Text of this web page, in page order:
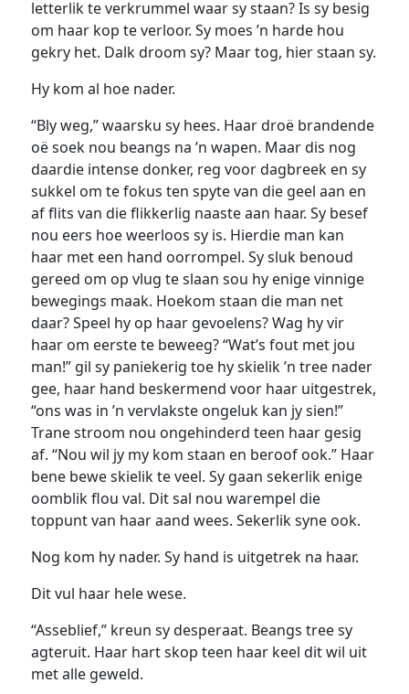
letterlik te verkrummel waar sy staan? Is sy besig
om haar kop te verloor. Sy moes ’n harde hou
gekry het. Dalk droom sy? Maar tog, hier staan sy.
Hy kom al hoe nader.
“Bly weg,” waarsku sy hees. Haar droë brandende
oë soek nou beangs na ’n wapen. Maar dis nog
daardie intense donker, reg voor dagbreek en sy
sukkel om te fokus ten spyte van die geel aan en
af flits van die flikkerlig naaste aan haar. Sy besef
nou eers hoe weerloos sy is. Hierdie man kan
haar met een hand oorrompel. Sy sluk benoud
gereed om op vlug te slaan sou hy enige vinnige
bewegings maak. Hoekom staan die man net
daar? Speel hy op haar gevoelens? Wag hy vir
haar om eerste te beweeg? “Wat’s fout met jou
man!” gil sy paniekerig toe hy skielik ’n tree nader
gee, haar hand beskermend voor haar uitgestrek,
“ons was in ’n vervlakste ongeluk kan jy sien!”
Trane stroom nou ongehinderd teen haar gesig
af. “Nou wil jy my kom staan en beroof ook.” Haar
bene bewe skielik te veel. Sy gaan sekerlik enige
oomblik flou val. Dit sal nou warempel die
toppunt van haar aand wees. Sekerlik syne ook.
Nog kom hy nader. Sy hand is uitgetrek na haar.
Dit vul haar hele wese.
“Asseblief,” kreun sy desperaat. Beangs tree sy
agteruit. Haar hart skop teen haar keel dit wil uit
met alle geweld.